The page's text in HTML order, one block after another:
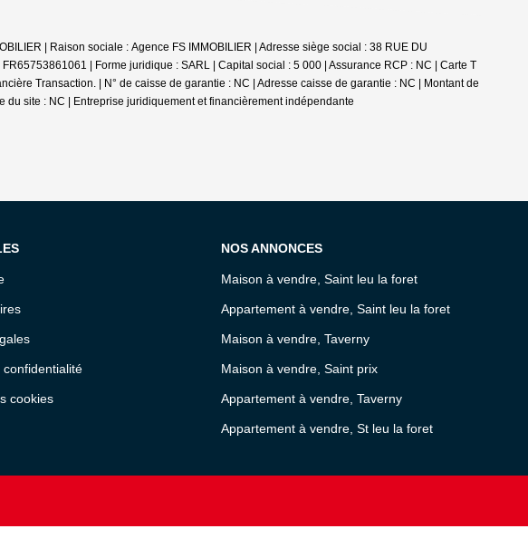
| Raison sociale : Agence FS IMMOBILIER | Adresse siège social : 38 RUE DU
| Forme juridique : SARL | Capital social : 5 000 | Assurance RCP : NC | Carte T
Transaction. | N° de caisse de garantie : NC | Adresse caisse de garantie : NC | Montant de
du site : NC |
Entreprise juridiquement et financièrement indépendante
confidentialité
cookies
NOS ANNONCES
Maison à vendre, Saint leu la foret
Appartement à vendre, Saint leu la foret
Maison à vendre, Taverny
Maison à vendre, Saint prix
Appartement à vendre, Taverny
Appartement à vendre, St leu la foret